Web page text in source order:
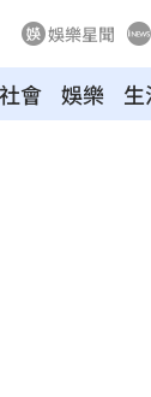
娛樂星聞
社會 娛樂